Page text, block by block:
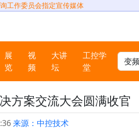
工作委员会指定宣传媒体
展
览
视
频
大讲
坛
工控学
堂
方案交流大会圆满收官
来源：中控技术